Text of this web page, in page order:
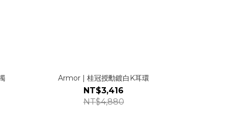
Armor | 桂冠授勳鍍白K耳環
NT$3,416
NT$4,880